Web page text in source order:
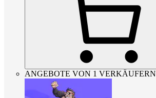
ANGEBOTE VON 1 VERKÄUFERN